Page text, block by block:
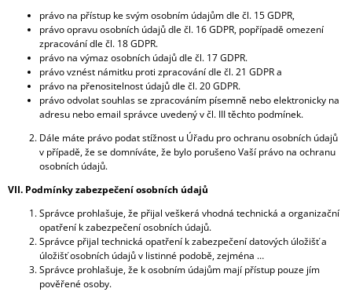
právo na přístup ke svým osobním údajům dle čl. 15 GDPR,
právo opravu osobních údajů dle čl. 16 GDPR, popřípadě omezení
zpracování dle čl. 18 GDPR.
právo na výmaz osobních údajů dle čl. 17 GDPR.
právo vznést námitku proti zpracování dle čl. 21 GDPR a
právo na přenositelnost údajů dle čl. 20 GDPR.
právo odvolat souhlas se zpracováním písemně nebo elektronicky na
adresu nebo email správce uvedený v čl. III těchto podmínek.
Dále máte právo podat stížnost u Úřadu pro ochranu osobních údajů
v případě, že se domníváte, že bylo porušeno Vaší právo na ochranu
osobních údajů.
VII. Podmínky zabezpečení osobních údajů
Správce prohlašuje, že přijal veškerá vhodná technická a organizační
opatření k zabezpečení osobních údajů.
Správce přijal technická opatření k zabezpečení datových úložišť a
úložišť osobních údajů v listinné podobě, zejména …
Správce prohlašuje, že k osobním údajům mají přístup pouze jím
pověřené osoby.